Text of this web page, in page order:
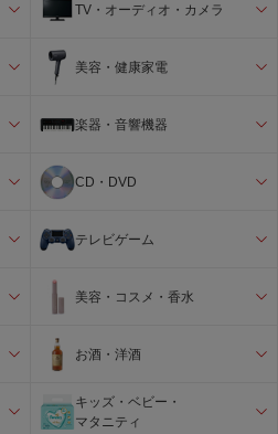
TV・オーディオ・カメラ
美容・健康家電
楽器・音響機器
CD・DVD
テレビゲーム
美容・コスメ・香水
お酒・洋酒
キッズ・ベビー・
マタニティ